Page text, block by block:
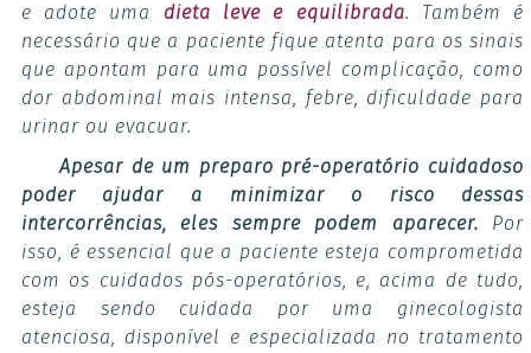
e adote uma dieta leve e equilibrada. Também é
necessário que a paciente fique atenta para os sinais
que apontam para uma possível complicação, como
dor abdominal mais intensa, febre, dificuldade para
urinar ou evacuar.
Apesar de um preparo pré-operatório cuidadoso
poder ajudar a minimizar o risco dessas
intercorrências, eles sempre podem aparecer. Por
isso, é essencial que a paciente esteja comprometida
com os cuidados pós-operatórios, e, acima de tudo,
esteja sendo cuidada por uma ginecologista
atenciosa, disponível e especializada no tratamento